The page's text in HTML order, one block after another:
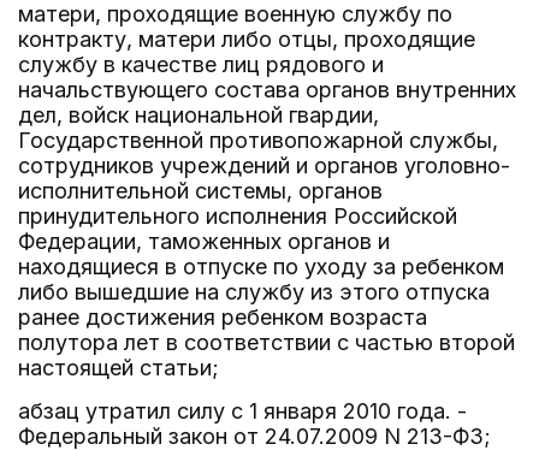
матери, проходящие военную службу по
контракту, матери либо отцы, проходящие
службу в качестве лиц рядового и
начальствующего состава органов внутренних
дел, войск национальной гвардии,
Государственной противопожарной службы,
сотрудников учреждений и органов уголовно-
исполнительной системы, органов
принудительного исполнения Российской
Федерации, таможенных органов и
находящиеся в отпуске по уходу за ребенком
либо вышедшие на службу из этого отпуска
ранее достижения ребенком возраста
полутора лет в соответствии с частью второй
настоящей статьи;
абзац утратил силу с 1 января 2010 года. -
Федеральный закон от 24.07.2009 N 213-ФЗ;